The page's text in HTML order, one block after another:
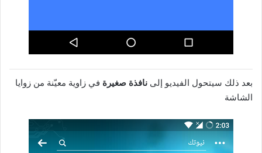
بعد ذلك سيتحول الفيديو إلى نافذة صغيرة في زاوية معيّنة من زوايا
الشاشة